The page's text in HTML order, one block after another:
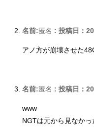
名前:匿名 : 投稿日：
アノ方が崩壊させた
名前:匿名 : 投稿日：
www
NGTは元から見なか